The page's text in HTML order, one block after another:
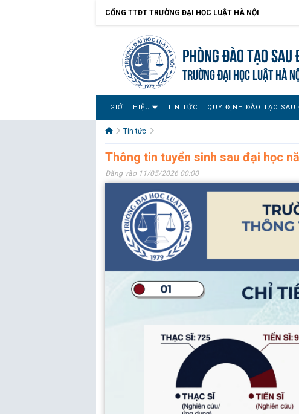
CỔNG TTĐT TRƯỜNG ĐẠI HỌC LUẬT HÀ NỘI
Phòng Đào tạo Sau
TRƯỜNG ĐẠI HỌC LUẬT HÀ
GIỚI THIỆU TIN TỨC QUY ĐỊNH ĐÀO TẠO SAU
Tin tức
Thông tin tuyển sinh sau đại học
Đăng vào 11/05/2026 00:00